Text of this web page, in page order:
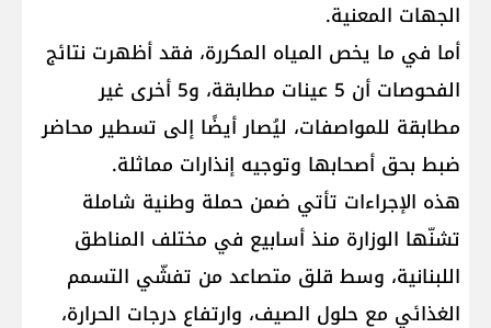
الجهات المعنية.
أما في ما يخص المياه المكررة، فقد أظهرت نتائج
الفحوصات أن 5 عينات مطابقة، و5 أخرى غير
مطابقة للمواصفات، ليُصار أيضًا إلى تسطير محاضر
ضبط بحق أصحابها وتوجيه إنذارات مماثلة.
هذه الإجراءات تأتي ضمن حملة وطنية شاملة
تشنّها الوزارة منذ أسابيع في مختلف المناطق
اللبنانية، وسط قلق متصاعد من تفشّي التسمم
الغذائي مع حلول الصيف، وارتفاع درجات الحرارة،